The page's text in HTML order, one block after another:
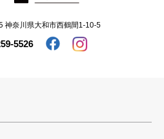
神奈川県大和市西鶴間1-10-5
5526